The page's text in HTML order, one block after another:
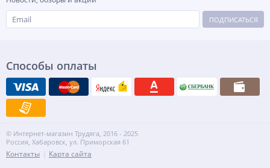
ПОДПИСАТЬСЯ
Способы оплаты
© Интернет-магазин Трудяга, 2016 - 2025
Россия, Хабаровск, ул. Приморская 61
Контакты Карта сайта